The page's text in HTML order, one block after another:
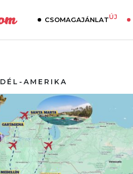
CSOMAGAJÁNLATÚJ
DÉL-AMERIKA